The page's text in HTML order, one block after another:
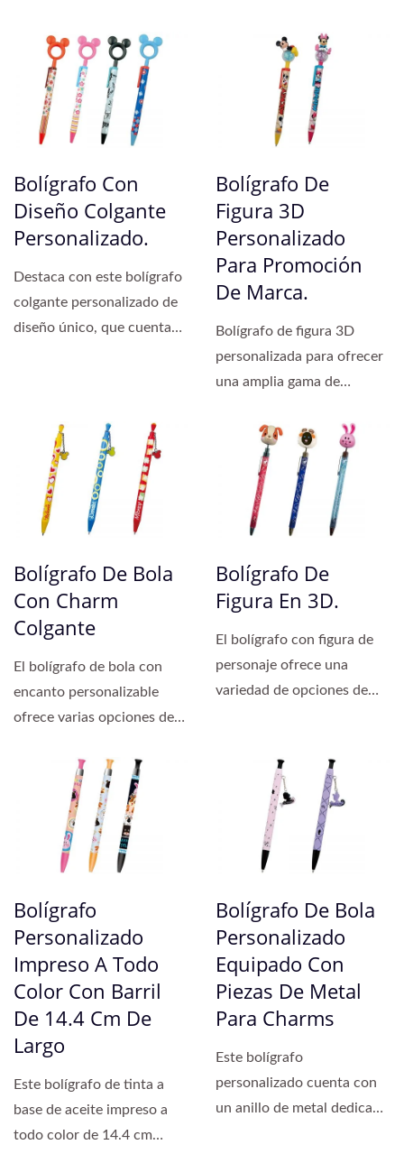
Bolígrafo Con
Diseño Colgante
Personalizado.
Destaca con este bolígrafo
colgante personalizado de
diseño único, que cuenta
Bolígrafo De
Figura 3D
Personalizado
Para Promoción
De Marca.
Bolígrafo de figura 3D
personalizada para ofrecer
una amplia gama de
personalizables,...
Bolígrafo De Bola
Con Charm
Colgante
El bolígrafo de bola con
encanto personalizable
ofrece varias opciones de
Bolígrafo De
Figura En 3D.
El bolígrafo con figura de
personaje ofrece una
variedad de opciones de
Bolígrafo
Personalizado
Impreso A Todo
Color Con Barril
De 14.4 Cm De
Largo
Este bolígrafo de tinta a
base de aceite impreso a
todo color de 14.4 cm
Bolígrafo De Bola
Personalizado
Equipado Con
Piezas De Metal
Para Charms
Este bolígrafo
personalizado cuenta con
un anillo de metal dedicado